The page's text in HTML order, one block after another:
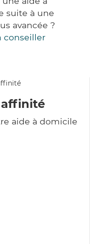
suite à une
avancée ?
conseiller
affinité
aide à domicile